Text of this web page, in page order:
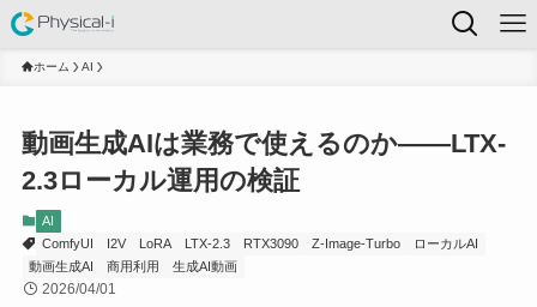
ホーム AI
動画生成AIは業務で使えるのか——LTX-
2.3ローカル運用の検証
AI
ComfyUI
I2V LoRA LTX-2.3 RTX3090 Z-Image-Turbo
ローカルAI
動画生成AI
商用利用 生成AI動画
2026/04/01